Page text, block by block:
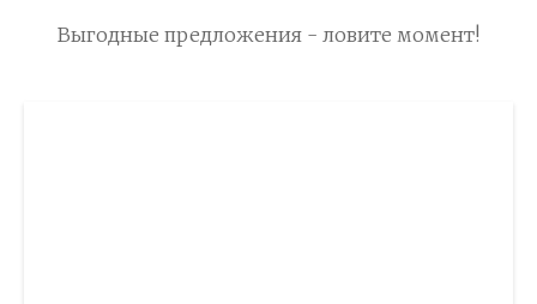
Выгодные предложения - ловите момент!